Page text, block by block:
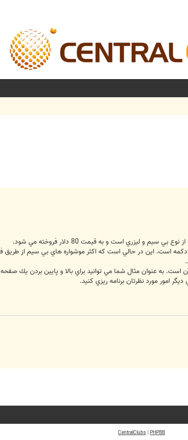
است. به عنوان مثال شما مي توانيد براي بالا و پايين بردن يك
امور مورد نظرتان برنامه ريزي كنيد.
PHPBB
|
CentralClubs